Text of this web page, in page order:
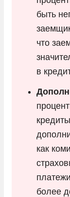
быть
что
в
как
более